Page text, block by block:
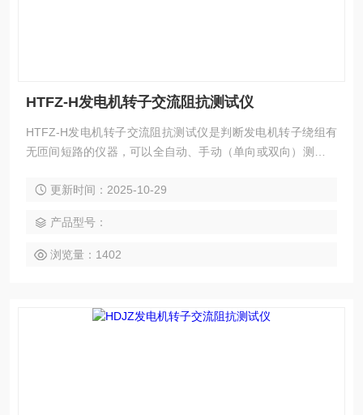
HTFZ-H发电机转子交流阻抗测试仪
HTFZ-H发电机转子交流阻抗测试仪是判断发电机转子绕组有
无匝间短路的仪器，可以全自动、手动（单向或双向）测量转
更新时间：2025-10-29
产品型号：
浏览量：1402